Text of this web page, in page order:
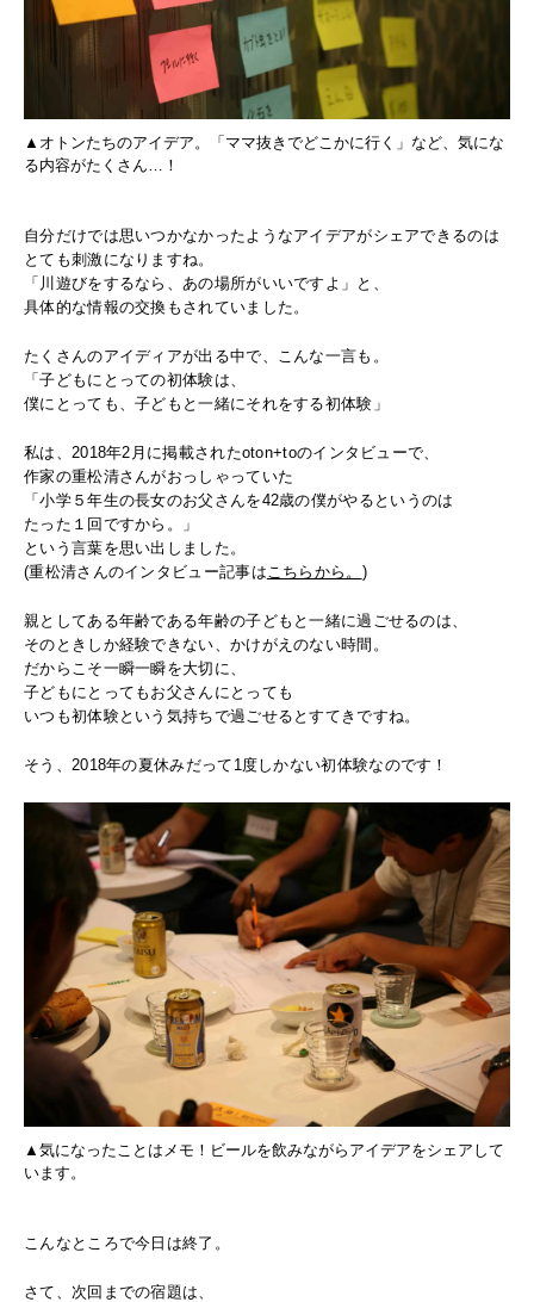
▲オトンたちのアイデア。「ママ抜きでどこかに行く」など、気にな
る内容がたくさん…！
自分だけでは思いつかなかったようなアイデアがシェアできるのは
とても刺激になりますね。
「川遊びをするなら、あの場所がいいですよ」と、
具体的な情報の交換もされていました。
たくさんのアイディアが出る中で、こんな一言も。
「子どもにとっての初体験は、
僕にとっても、子どもと一緒にそれをする初体験」
私は、2018年2月に掲載されたoton+toのインタビューで、
作家の重松清さんがおっしゃっていた
「小学５年生の長女のお父さんを42歳の僕がやるというのは
たった１回ですから。」
という言葉を思い出しました。
(重松清さんのインタビュー記事は こちらから。 )
親としてある年齢である年齢の子どもと一緒に過ごせるのは、
そのときしか経験できない、かけがえのない時間。
だからこそ一瞬一瞬を大切に、
子どもにとってもお父さんにとっても
いつも初体験という気持ちで過ごせるとすてきですね。
そう、2018年の夏休みだって1度しかない初体験なのです！
▲気になったことはメモ！ビールを飲みながらアイデアをシェアして
います。
こんなところで今日は終了。
さて、次回までの宿題は、